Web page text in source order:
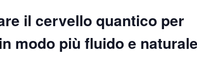
il cervello quantico per
modo più fluido e